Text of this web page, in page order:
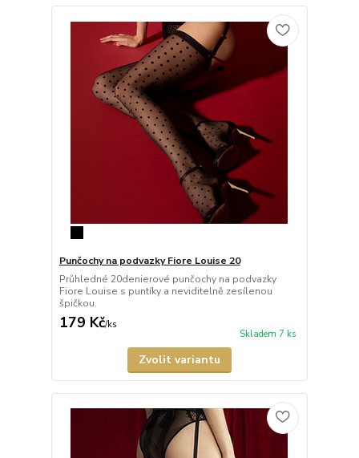
Punčochy na podvazky Fiore Louise 20
Průhledné 20denierové punčochy na podvazky
Fiore Louise s puntíky a neviditelně zesílenou
špičkou.
179 Kč/ks
Skladem 7 ks
Zvolit variantu